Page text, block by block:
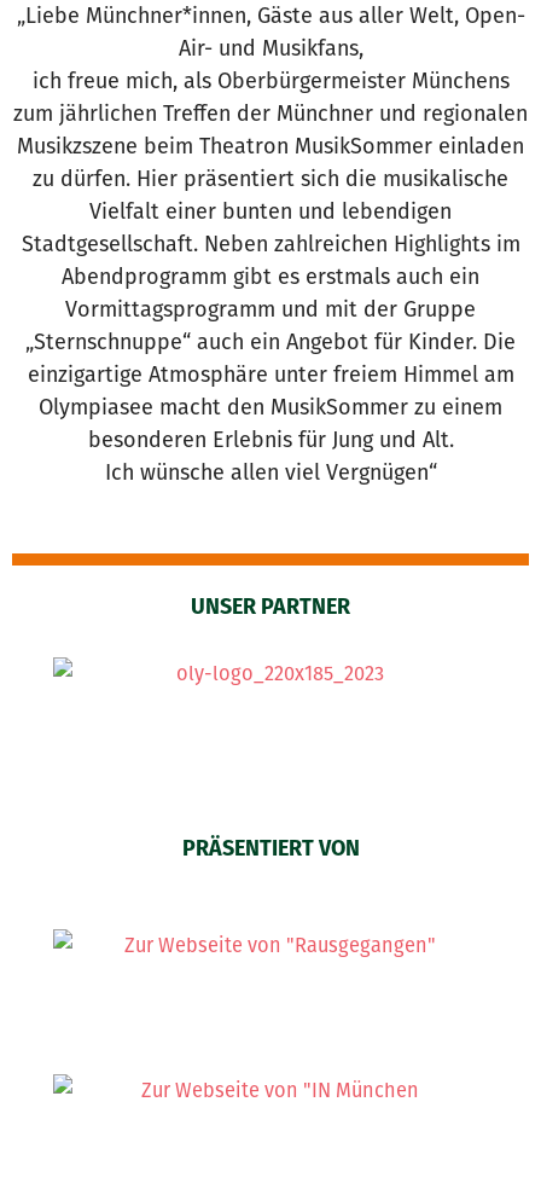
„Liebe Münchner*innen, Gäste aus aller Welt, Open-
Air- und Musikfans,
ich freue mich, als Oberbürgermeister Münchens
zum jährlichen Treffen der Münchner und regionalen
Musikzszene beim Theatron MusikSommer einladen
zu dürfen. Hier präsentiert sich die musikalische
Vielfalt einer bunten und lebendigen
Stadtgesellschaft. Neben zahlreichen Highlights im
Abendprogramm gibt es erstmals auch ein
Vormittagsprogramm und mit der Gruppe
„Sternschnuppe“ auch ein Angebot für Kinder. Die
einzigartige Atmosphäre unter freiem Himmel am
Olympiasee macht den MusikSommer zu einem
besonderen Erlebnis für Jung und Alt.
Ich wünsche allen viel Vergnügen“
UNSER PARTNER
PRÄSENTIERT VON